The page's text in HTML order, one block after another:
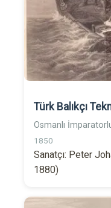
Türk Balıkçı
Osmanlı
1850
Sanatçı: Peter
1880)